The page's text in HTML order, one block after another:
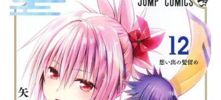
て……！？決して交わるはずのなか
った２人の世界が、動き出す――！
『ヤングガンガン』（スクウェア・
エニックス）にて連載中・福田晋一
による大人気原作を、CloverWorksが
待望のアニメ化！豪華スタッフが贈
る、コスキュン♡ストーリー！作品
名その着せ替え人形は恋をする放送
形態TVアニメスケジュール2022年1